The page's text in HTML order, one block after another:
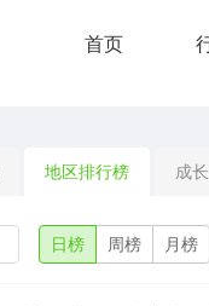
首页
地区排行榜 成
日榜 周榜 月榜